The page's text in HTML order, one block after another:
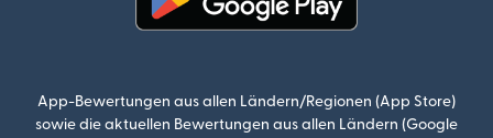
App-Bewertungen aus allen Ländern/Regionen (App Store)
sowie die aktuellen Bewertungen aus allen Ländern (Google